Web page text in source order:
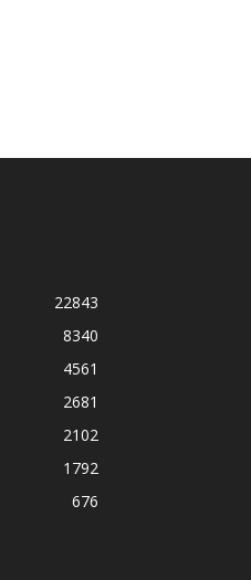
22843
8340
4561
2681
2102
1792
676